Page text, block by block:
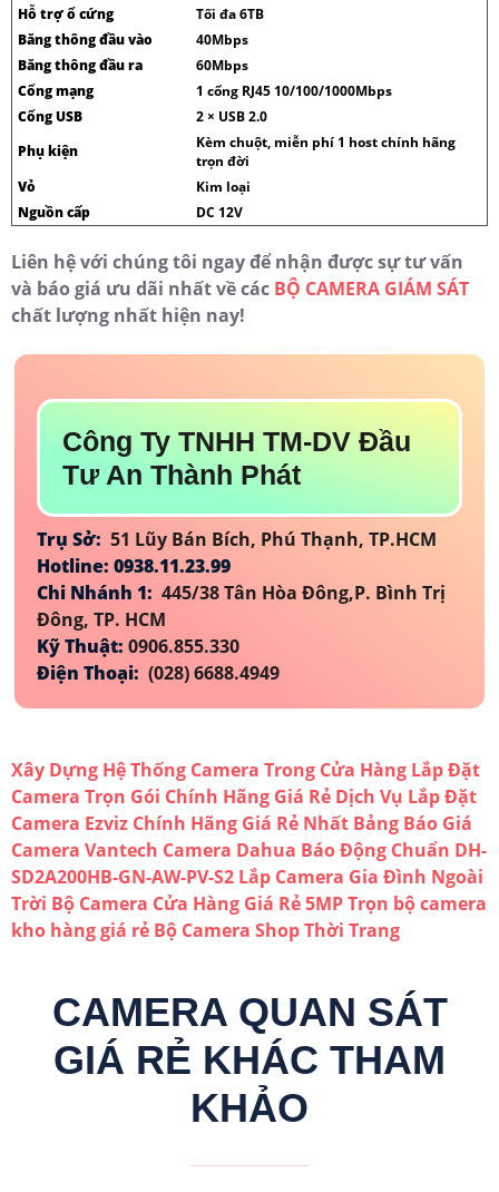
Hỗ trợ ổ cứng
Tối đa 6TB
Băng thông đầu vào
40Mbps
Băng thông đầu ra
60Mbps
Cổng mạng
1 cổng RJ45 10/100/1000Mbps
Cổng USB
2 × USB 2.0
Phụ kiện
Kèm chuột, miễn phí 1 host chính hãng
trọn đời
Vỏ
Kim loại
Nguồn cấp
DC 12V
Liên hệ với chúng tôi ngay để nhận được sự tư vấn
và báo giá ưu dãi nhất về các BỘ CAMERA GIÁM SÁT
chất lượng nhất hiện nay!
Công Ty TNHH TM-DV Đầu
Tư An Thành Phát
Trụ Sở: 51 Lũy Bán Bích, Phú Thạnh, TP.HCM
Hotline: 0938.11.23.99
Chi Nhánh 1: 445/38 Tân Hòa Đông,P. Bình Trị
Đông, TP. HCM
Kỹ Thuật: 0906.855.330
Điện Thoại: (028) 6688.4949
Xây Dựng Hệ Thống Camera Trong Cửa Hàng Lắp Đặt
Camera Trọn Gói Chính Hãng Giá Rẻ Dịch Vụ Lắp Đặt
Camera Ezviz Chính Hãng Giá Rẻ Nhất Bảng Báo Giá
Camera Vantech Camera Dahua Báo Động Chuẩn DH-
SD2A200HB-GN-AW-PV-S2 Lắp Camera Gia Đình Ngoài
Trời Bộ Camera Cửa Hàng Giá Rẻ 5MPTrọn bộ camera
kho hàng giá rẻ Bộ Camera Shop Thời Trang
CAMERA QUAN SÁT
GIÁ RẺ KHÁC THAM
KHẢO